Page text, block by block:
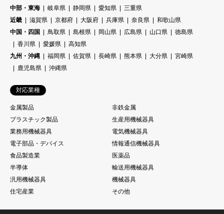
中部・東海
岐阜県 静岡県 愛知県
三重県
近畿
滋賀県 京都府 大阪府 兵庫県 奈良県
和歌山県
中国・四国
鳥取県 島根県 岡山県 広島県 山口県
徳島県
香川県
愛媛県
高知県
九州・沖縄
福岡県 佐賀県 長崎県 熊本県 大分県
宮崎県
鹿児島県
沖縄県
対応業種
金属製品
非鉄金属
プラスチック製品
生産用機械器具
業務用機械器具
電気機械器具
電子部品・デバイス
情報通信機械器具
食品製造業
医薬品
半導体
輸送用機械器具
汎用機械器具
機械器具
住宅産業
その他